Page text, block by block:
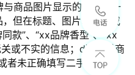
商品图片显示的品牌不一
但在标题、图片、属性或
款”、“xx品牌香型”、“xx
或不实的信息；d）二手商
未正确填写二手属性。